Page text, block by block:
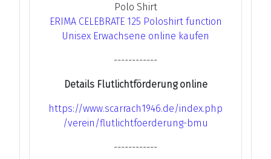
Polo Shirt
ERIMA CELEBRATE 125 Poloshirt function
Unisex Erwachsene online kaufen
------------
Details Flutlichtförderung online
https://www.scarrach1946.de/index.php
/verein/flutlichtfoerderung-bmu
------------